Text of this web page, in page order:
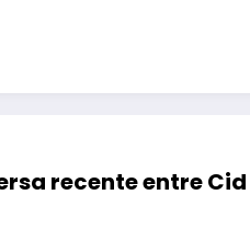
recente entre